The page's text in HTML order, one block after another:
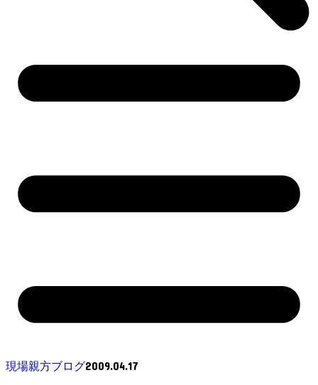
現場親方ブログ2009.04.17